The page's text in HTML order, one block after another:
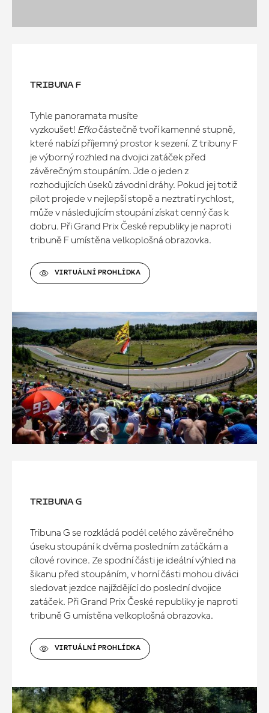
TRIBUNA F
Tyhle panoramata musíte
vyzkoušet! Efkočástečně tvoří kamenné stupně,
které nabízí příjemný prostor k sezení. Z tribuny F
je výborný rozhled na dvojici zatáček před
závěrečným stoupáním. Jde o jeden z
rozhodujících úseků závodní dráhy. Pokud jej totiž
pilot projede v nejlepší stopě a neztratí rychlost,
může v následujícím stoupání získat cenný čas k
dobru. Při Grand Prix České republiky je naproti
tribuně F umístěna velkoplošná obrazovka.
VIRTUÁLNÍ PROHLÍDKA
TRIBUNA G
Tribuna G se rozkládá podél celého závěrečného
úseku stoupání k dvěma posledním zatáčkám a
cílové rovince. Ze spodní části je ideální výhled na
šikanu před stoupáním, v horní části mohou diváci
sledovat jezdce najíždějící do poslední dvojice
zatáček. Při Grand Prix České republiky je naproti
tribuně G umístěna velkoplošná obrazovka.
VIRTUÁLNÍ PROHLÍDKA